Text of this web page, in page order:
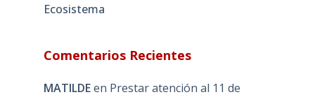
Ecosistema
Comentarios Recientes
MATILDEen Prestar atención al 11 de